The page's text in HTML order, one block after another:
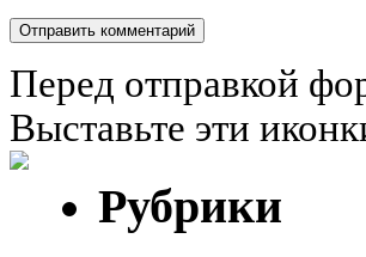
Перед отправкой
Выставьте эти
Рубрики